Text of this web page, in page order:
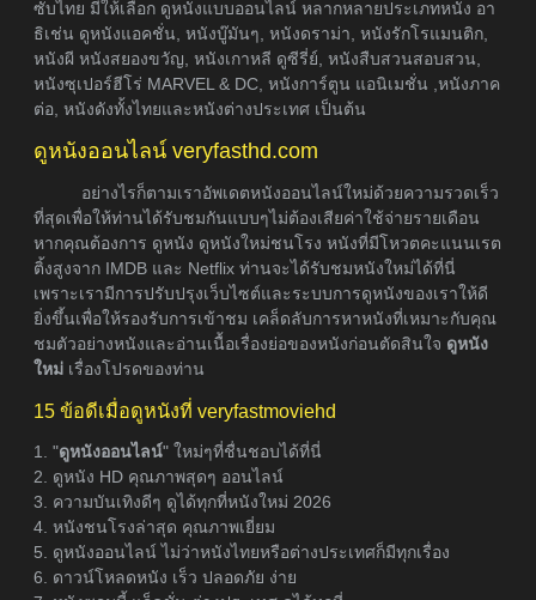
ซับไทย มีให้เลือก ดูหนังแบบออนไลน์ หลากหลายประเภทหนัง อา
ธิเช่น ดูหนังแอคชั่น, หนังบู๊มันๆ, หนังดราม่า, หนังรักโรแมนติก,
หนังผี หนังสยองขวัญ, หนังเกาหลี ดูซีรี่ย์, หนังสืบสวนสอบสวน,
หนังซุเปอร์ฮีโร่ MARVEL & DC, หนังการ์ตูน แอนิเมชั่น ,หนังภาค
ต่อ, หนังดังทั้งไทยและหนังต่างประเทศ เป็นต้น
ดูหนังออนไลน์ veryfasthd.com
อย่างไรก็ตามเราอัพเดตหนังออนไลน์ใหม่ด้วยความรวดเร็ว
ที่สุดเพื่อให้ท่านได้รับชมกันแบบๆไม่ต้องเสียค่าใช้จ่ายรายเดือน
หากคุณต้องการ ดูหนัง ดูหนังใหม่ชนโรง หนังที่มีโหวตคะแนนเรต
ติ้งสูงจาก IMDB และ Netflix ท่านจะได้รับชมหนังใหม่ได้ที่นี่
เพราะเรามีการปรับปรุงเว็บไซต์และระบบการดูหนังของเราให้ดี
ยิ่งขึ้นเพื่อให้รองรับการเข้าชม เคล็ดลับการหาหนังที่เหมาะกับคุณ
ชมตัวอย่างหนังและอ่านเนื้อเรื่องย่อของหนังก่อนตัดสินใจ ดูหนัง
ใหม่ เรื่องโปรดของท่าน
15 ข้อดีเมื่อดูหนังที่ veryfastmoviehd
1. "ดูหนังออนไลน์" ใหม่ๆที่ชื่นชอบได้ที่นี่
2. ดูหนัง HD คุณภาพสุดๆ ออนไลน์
3. ความบันเทิงดีๆ ดูได้ทุกที่หนังใหม่ 2026
4. หนังชนโรงล่าสุด คุณภาพเยี่ยม
5. ดูหนังออนไลน์ ไม่ว่าหนังไทยหรือต่างประเทศก็มีทุกเรื่อง
6. ดาวน์โหลดหนัง เร็ว ปลอดภัย ง่าย